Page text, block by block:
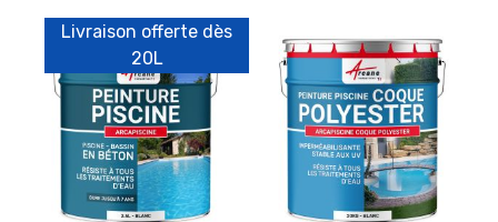
Livraison offerte dès
20L